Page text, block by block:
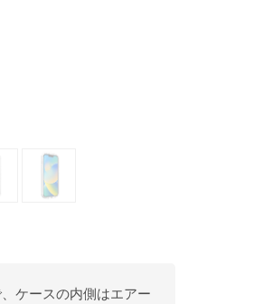
ケースの内側はエアー